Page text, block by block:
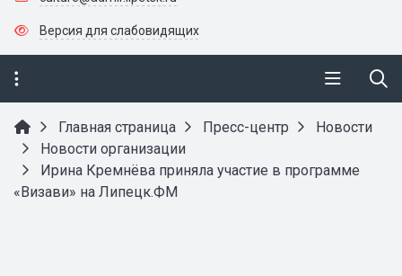
Версия для слабовидящих
Главная страница Пресс-центр
Новости
Новости организации
Ирина Кремнёва приняла участие в программе
«Визави» на Липецк.ФМ